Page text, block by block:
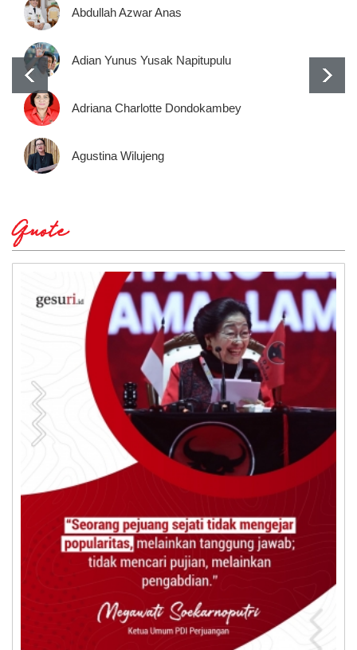
Abdullah Azwar Anas
Adian Yunus Yusak Napitupulu
Adriana Charlotte Dondokambey
Agustina Wilujeng
Quote